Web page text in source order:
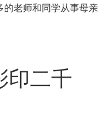
老师和同学从事母亲
印二千